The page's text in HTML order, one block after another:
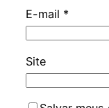
E-mail *
Site